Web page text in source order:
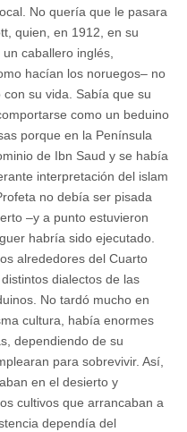
No quería que le pasara
quien, en 1912, en su
caballero inglés,
hacían los noruegos– no
su vida. Sabía que su
como un beduino
porque en la Península
de Ibn Saud y se había
interpretación del islam
no debía ser pisada
–y a punto estuvieron
habría sido ejecutado.
alrededores del Cuarto
dialectos de las
No tardó mucho en
cultura, había enormes
dependiendo de su
para sobrevivir. Así,
en el desierto y
cultivos que arrancaban a
dependía del